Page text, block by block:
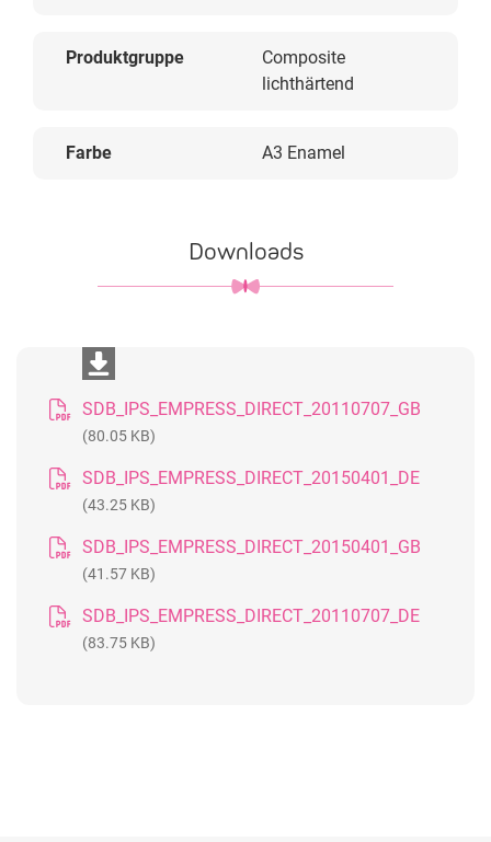
Produktgruppe
Composite
lichthärtend
Farbe A3 Enamel
Downloads
SDB_IPS_EMPRESS_DIRECT_20110707_GB
(80.05 KB)
SDB_IPS_EMPRESS_DIRECT_20150401_DE
(43.25 KB)
SDB_IPS_EMPRESS_DIRECT_20150401_GB
(41.57 KB)
SDB_IPS_EMPRESS_DIRECT_20110707_DE
(83.75 KB)